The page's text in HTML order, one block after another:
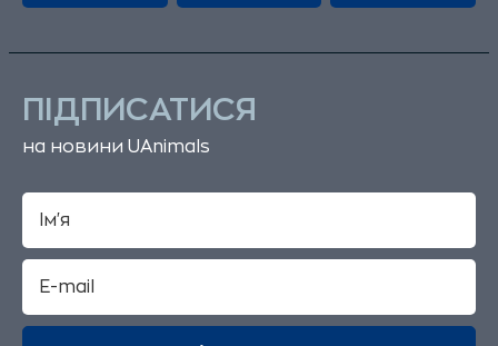
ПІДПИСАТИСЯ
на новини UAnimals